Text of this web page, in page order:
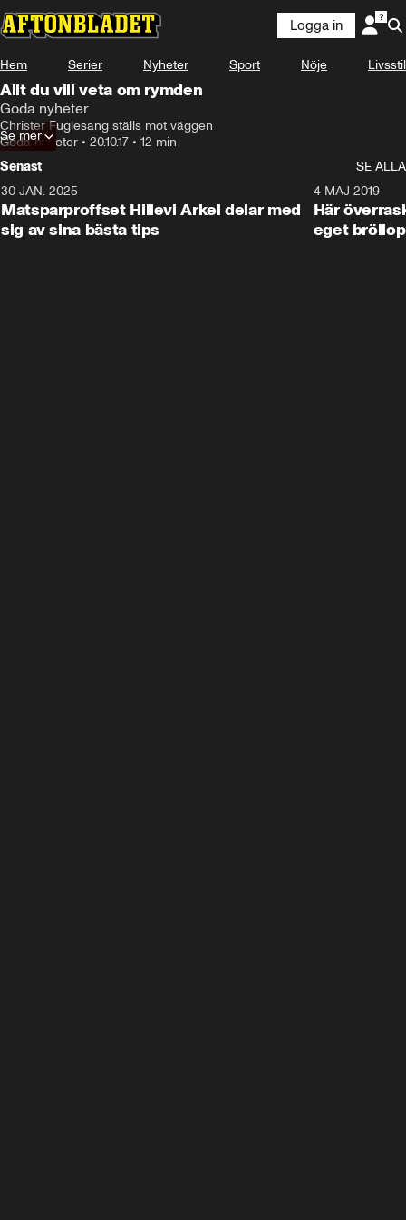
Logga in
Hem Serier Nyheter Sport Nöje Livsstil
Allt du vill veta om rymden
Goda nyheter
Christer Fuglesang ställs mot väggen
Goda nyheter • 20.10.17 • 12 min
Se mer
Senast
SE ALLA
30 JAN. 2025
Matsparproffset Hillevi Arkel delar med
sig av sina bästa tips
4 MAJ 2019
Här
eget bröllop